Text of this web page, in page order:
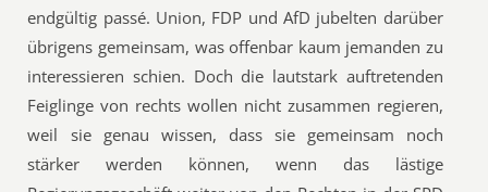
endgültig passé. Union, FDP und AfD jubelten darüber
übrigens gemeinsam, was offenbar kaum jemanden zu
interessieren schien. Doch die lautstark auftretenden
Feiglinge von rechts wollen nicht zusammen regieren,
weil sie genau wissen, dass sie gemeinsam noch
stärker werden können, wenn das lästige